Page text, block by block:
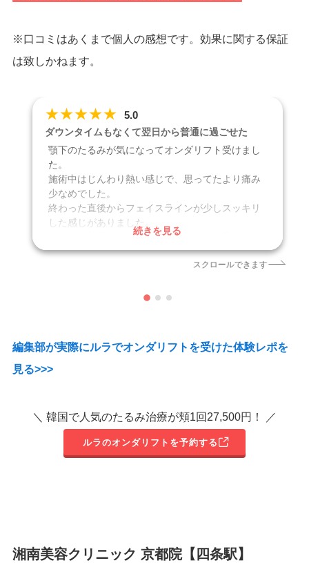
※口コミはあくまで個人の感想です。効果に関する保証
は致しかねます。
★★★★★ 5.0
ダウンタイムもなくて翌日から普通に過ごせた
顎下のたるみが気になってオンダリフト受けまし
た。
施術中はじんわり熱い感じで、思ってたより痛み
少なめでした。
終わった直後からフェイスラインが少しスッキリ
した感じがありました。
痛いのが苦手だったので安心して施術を受けれま
した。
ダウンタイムもなくて翌日から普通に過ごせまし
何度か続けると効果がある様なので続けてみよう
口コミ投稿日
続きを見る
スクロールできます
編集部が実際にルラでオンダリフトを受けた体験レポを
見る>>>
＼ 韓国で人気のたるみ治療が頬1回27,500円！ ／
ルラのオンダリフトを予約する
湘南美容クリニック 京都院【四条駅】